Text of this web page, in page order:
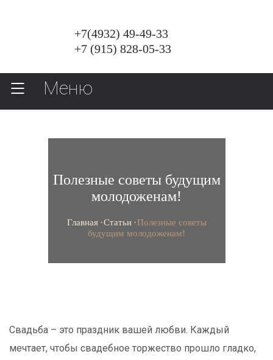
+7(4932) 49-49-33
+7 (915) 828-05-33
Меню
Полезные советы будущим
молодоженам!
Главная Статьи
Полезные советы
будущим молодоженам!
Свадьба – это праздник вашей любви. Каждый
мечтает, чтобы свадебное торжество прошло гладко,